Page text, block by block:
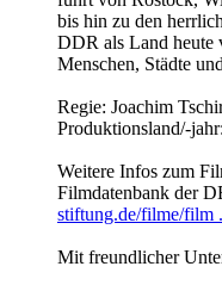
bis hin zu den
DDR als Land heute
Menschen, Städte
Regie: Joachim
Produktionsland/-
Weitere Infos zum
Filmdatenbank der
stiftung.de/filme/film
Mit freundlicher